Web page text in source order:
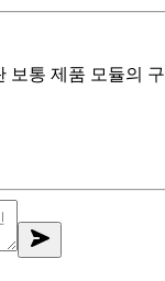
보통 제품 모듈의